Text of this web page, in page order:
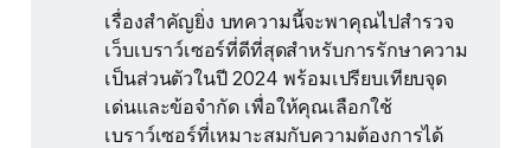
เรื่องสำคัญยิ่ง บทความนี้จะพาคุณไปสำรวจ
เว็บเบราว์เซอร์ที่ดีที่สุดสำหรับการรักษาความ
เป็นส่วนตัวในปี 2024 พร้อมเปรียบเทียบจุด
เด่นและข้อจำกัด เพื่อให้คุณเลือกใช้
เบราว์เซอร์ที่เหมาะสมกับความต้องการได้